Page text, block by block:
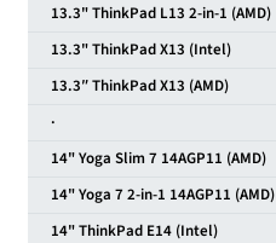
13.3" ThinkPad L13 2-in-1 (AMD)
13.3" ThinkPad X13 (Intel)
13.3″ ThinkPad X13 (AMD)
·
14" Yoga Slim 7 14AGP11 (AMD)
14" Yoga 7 2-in-1 14AGP11 (AMD)
14" ThinkPad E14 (Intel)